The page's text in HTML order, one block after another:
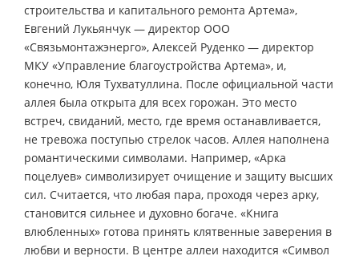
строительства и капитального ремонта Артема»,
Евгений Лукьянчук — директор ООО
«Связьмонтажэнерго», Алексей Руденко — директор
МКУ «Управление благоустройства Артема», и,
конечно, Юля Тухватуллина. После официальной части
аллея была открыта для всех горожан. Это место
встреч, свиданий, место, где время останавливается,
не тревожа поступью стрелок часов. Аллея наполнена
романтическими символами. Например, «Арка
поцелуев» символизирует очищение и защиту высших
сил. Считается, что любая пара, проходя через арку,
становится сильнее и духовно богаче. «Книга
влюбленных» готова принять клятвенные заверения в
любви и верности. В центре аллеи находится «Символ